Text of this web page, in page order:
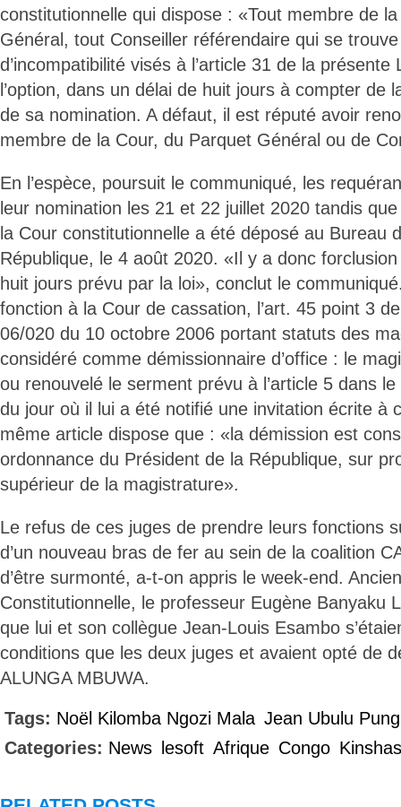
constitutionnelle qui dispose : «Tout membre de
Général, tout Conseiller référendaire qui se trouve
d’incompatibilité visés à l’article 31 de la présente
l’option, dans un délai de huit jours à compter de
de sa nomination. A défaut, il est réputé avoir
membre de la Cour, du Parquet Général ou de
En l’espèce, poursuit le communiqué, les
leur nomination les 21 et 22 juillet 2020 tandis
la Cour constitutionnelle a été déposé au Bureau
République, le 4 août 2020. «Il y a donc
huit jours prévu par la loi», conclut le
fonction à la Cour de cassation, l’art. 45 point 3
06/020 du 10 octobre 2006 portant statuts des
considéré comme démissionnaire d’office : le
ou renouvelé le serment prévu à l’article 5 dans
du jour où il lui a été notifié une invitation écrite à
même article dispose que : «la démission est
ordonnance du Président de la République, sur
supérieur de la magistrature».
Le refus de ces juges de prendre leurs fonctions
d’un nouveau bras de fer au sein de la coalition
d’être surmonté, a-t-on appris le week-end.
Constitutionnelle, le professeur Eugène Banyaku
que lui et son collègue Jean-Louis Esambo
conditions que les deux juges et avaient opté de
ALUNGA MBUWA.
Tags: Noël Kilomba Ngozi Mala Jean Ubulu
Categories: News lesoft Afrique Congo